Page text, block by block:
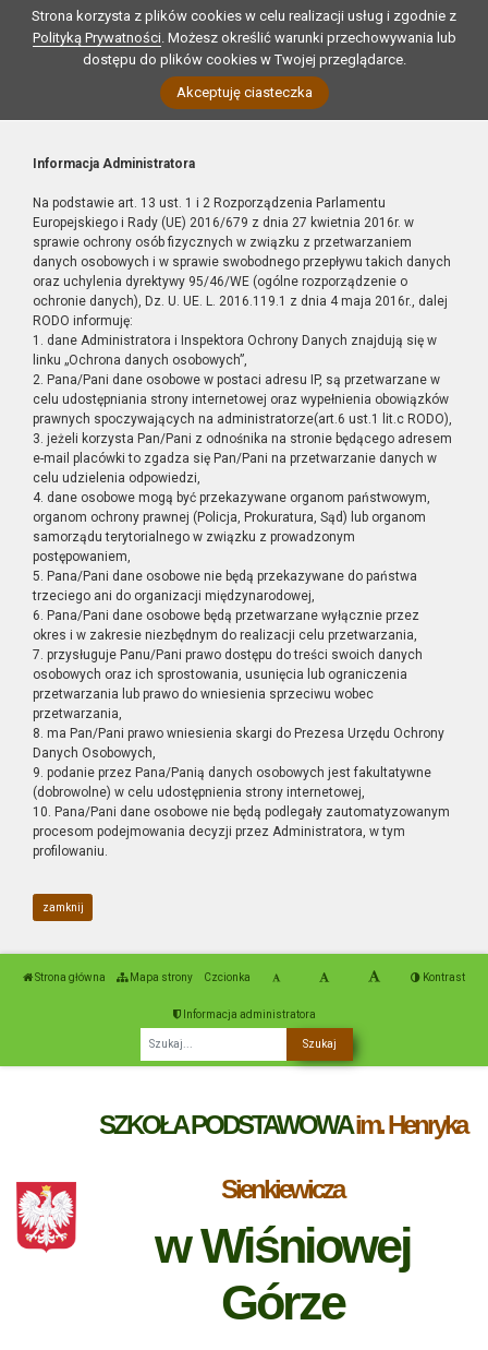
Strona korzysta z plików cookies w celu realizacji usług i zgodnie z
Polityką Prywatności. Możesz określić warunki przechowywania lub
dostępu do plików cookies w Twojej przeglądarce.
Akceptuję ciasteczka
Informacja Administratora
Na podstawie art. 13 ust. 1 i 2 Rozporządzenia Parlamentu
Europejskiego i Rady (UE) 2016/679 z dnia 27 kwietnia 2016r. w
sprawie ochrony osób fizycznych w związku z przetwarzaniem
danych osobowych i w sprawie swobodnego przepływu takich danych
oraz uchylenia dyrektywy 95/46/WE (ogólne rozporządzenie o
ochronie danych), Dz. U. UE. L. 2016.119.1 z dnia 4 maja 2016r., dalej
RODO informuję:
1. dane Administratora i Inspektora Ochrony Danych znajdują się w
linku „Ochrona danych osobowych”,
2. Pana/Pani dane osobowe w postaci adresu IP, są przetwarzane w
celu udostępniania strony internetowej oraz wypełnienia obowiązków
prawnych spoczywających na administratorze(art.6 ust.1 lit.c RODO),
3. jeżeli korzysta Pan/Pani z odnośnika na stronie będącego adresem
e-mail placówki to zgadza się Pan/Pani na przetwarzanie danych w
celu udzielenia odpowiedzi,
4. dane osobowe mogą być przekazywane organom państwowym,
organom ochrony prawnej (Policja, Prokuratura, Sąd) lub organom
samorządu terytorialnego w związku z prowadzonym
postępowaniem,
5. Pana/Pani dane osobowe nie będą przekazywane do państwa
trzeciego ani do organizacji międzynarodowej,
6. Pana/Pani dane osobowe będą przetwarzane wyłącznie przez
okres i w zakresie niezbędnym do realizacji celu przetwarzania,
7. przysługuje Panu/Pani prawo dostępu do treści swoich danych
osobowych oraz ich sprostowania, usunięcia lub ograniczenia
przetwarzania lub prawo do wniesienia sprzeciwu wobec
przetwarzania,
8. ma Pan/Pani prawo wniesienia skargi do Prezesa Urzędu Ochrony
Danych Osobowych,
9. podanie przez Pana/Panią danych osobowych jest fakultatywne
(dobrowolne) w celu udostępnienia strony internetowej,
10. Pana/Pani dane osobowe nie będą podlegały zautomatyzowanym
procesom podejmowania decyzji przez Administratora, w tym
profilowaniu.
zamknij
Strona główna Mapa strony Czcionka Kontrast
Informacja administratora
SZKOŁA PODSTAWOWAim. Henryka
Sienkiewicza
w Wiśniowej
Górze